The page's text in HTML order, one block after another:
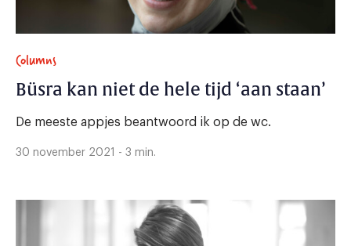
Columns
Büsra kan niet de hele tijd ‘aan staan’
De meeste appjes beantwoord ik op de wc.
30 november 2021 - 3 min.